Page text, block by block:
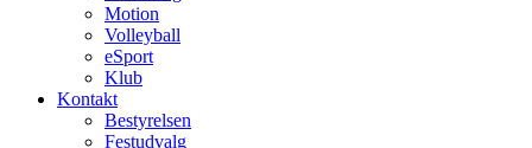
Motion
Volleyball
eSport
Klub
Kontakt
Bestyrelsen
Festudvalg